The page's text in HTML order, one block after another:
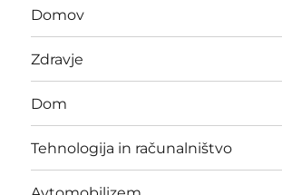
Domov
Zdravje
Dom
Tehnologija in računalništvo